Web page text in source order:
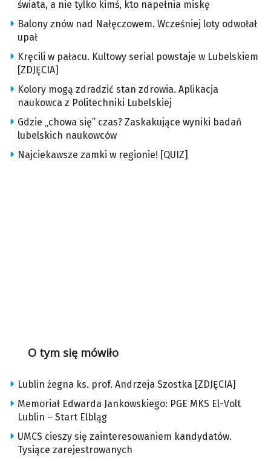
świata, a nie tylko kimś, kto napełnia miskę
Balony znów nad Nałęczowem. Wcześniej loty odwołał
upał
Kręcili w pałacu. Kultowy serial powstaje w Lubelskiem
[ZDJĘCIA]
Kolory mogą zdradzić stan zdrowia. Aplikacja
naukowca z Politechniki Lubelskiej
Gdzie „chowa się” czas? Zaskakujące wyniki badań
lubelskich naukowców
Najciekawsze zamki w regionie! [QUIZ]
O tym się mówiło
Lublin żegna ks. prof. Andrzeja Szostka [ZDJĘCIA]
Memoriał Edwarda Jankowskiego: PGE MKS El-Volt
Lublin – Start Elbląg
UMCS cieszy się zainteresowaniem kandydatów.
Tysiące zarejestrowanych